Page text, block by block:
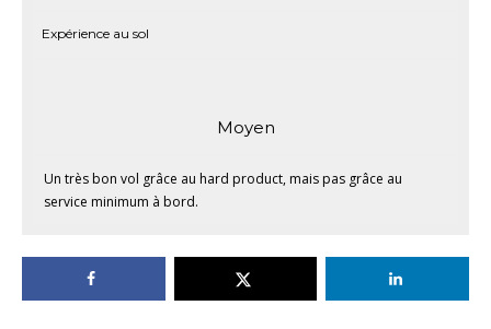
Expérience au sol
Moyen
Un très bon vol grâce au hard product, mais pas grâce au
service minimum à bord.